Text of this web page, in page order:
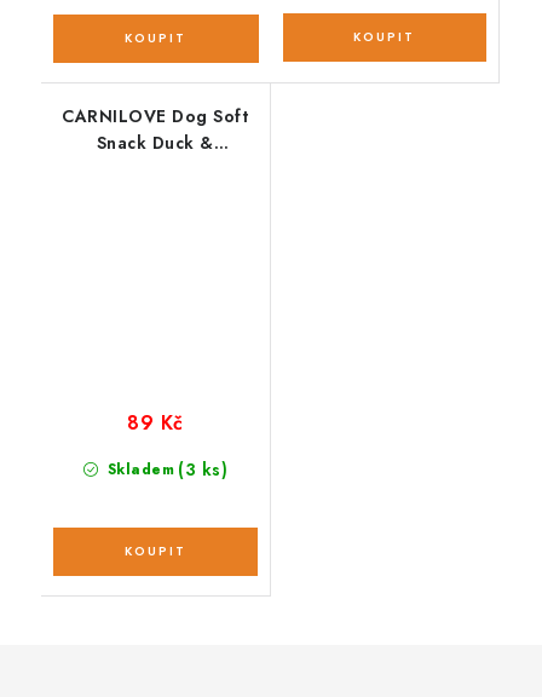
CARNILOVE Dog Soft
Snack Duck &
Skladem (3 ks)
89 Kč